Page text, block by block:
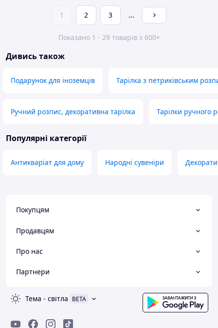
1 2 3 ...
Показано 1 - 29 товарів з 600+
Дивись також
Подарунок для іноземців Тарілка з петриківським
Ручний розпис, декоративна тарілка Тарілки ручного
Популярні категорії
Антикваріат для дому Народні сувеніри
Покупцям
Продавцям
Про нас
Партнери
Тема - світла BETA